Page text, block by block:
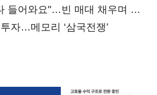
들어와요"…빈 매대 채우며 문
자…메모리 ‘삼국전쟁’